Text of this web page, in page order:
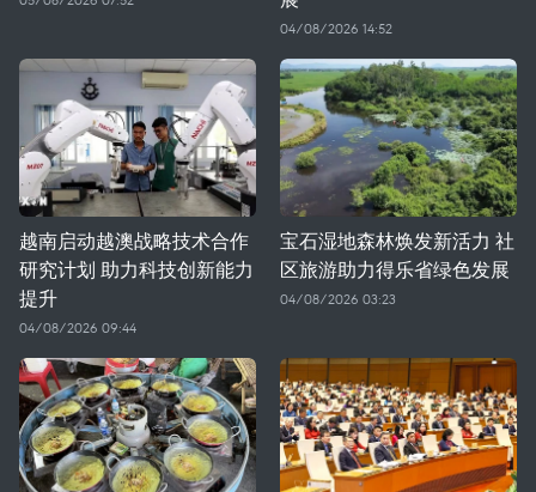
04/08/2026 14:52
越南启动越澳战略技术合作
研究计划 助力科技创新能力
提升
04/08/2026 09:44
宝石湿地森林焕发新活力 社
区旅游助力得乐省绿色发展
04/08/2026 03:23